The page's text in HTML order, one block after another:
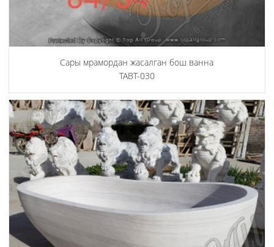
Сары мрамордан жасалган бош ванна
TABT-030